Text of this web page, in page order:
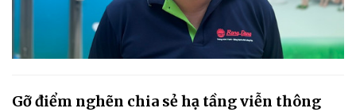
Gỡ điểm nghẽn chia sẻ hạ tầng viễn thông